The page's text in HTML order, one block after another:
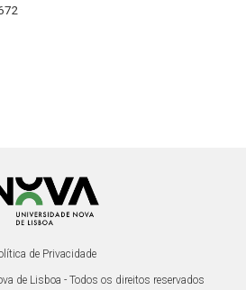
de Privacidade
de Lisboa - Todos os direitos reservados